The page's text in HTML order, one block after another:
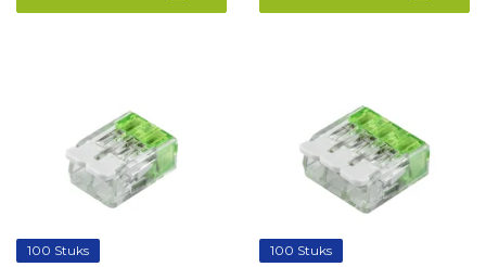
100 Stuks 100 Stuks